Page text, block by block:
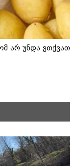
არ უნდა ვთქვათ